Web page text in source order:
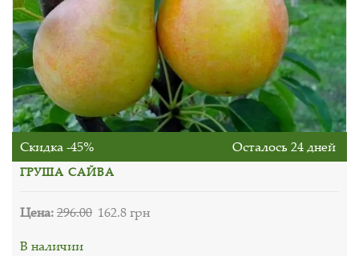
Скидка -45% Осталось 24 дней
ГРУША САЙВА
Цена:296.00 162.8 грн
В наличии